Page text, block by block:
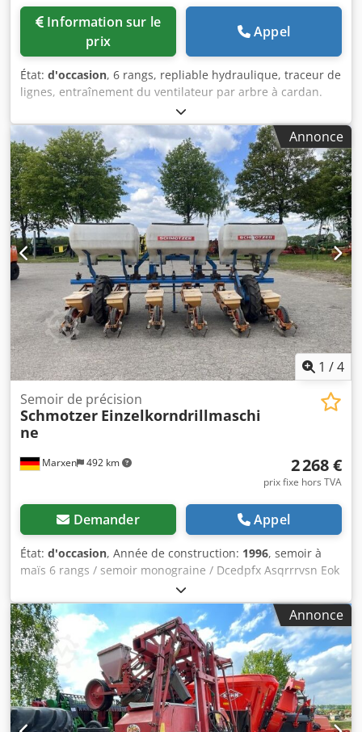
prix
Appel
État: d'occasion, 6 rangs, repliable hydraulique, traceur de
lignes, entraînement du ventilateur par arbre à cardan.
Annonce
1 /4
Marxen 492 km
Semoir de précision
Schmotzer Einzelkorndrillmaschi
ne
2 268 €
prix fixe hors TVA
Demander Appel
État: d'occasion, Année de construction: 1996, semoir à
maïs 6 rangs / semoir monograine / Dcedpfx Asqrrrvsn Eok
Annonce